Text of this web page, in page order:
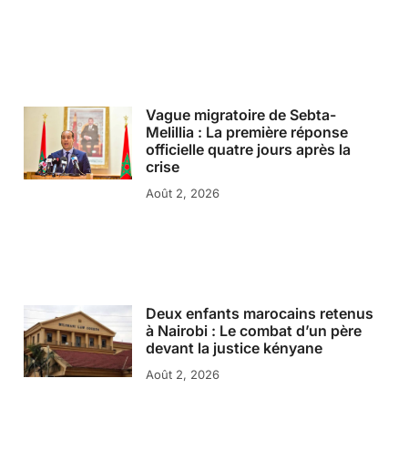
Vague migratoire de Sebta-
Melillia : La première réponse
officielle quatre jours après la
crise
Août 2, 2026
Deux enfants marocains retenus
à Nairobi : Le combat d’un père
devant la justice kényane
Août 2, 2026